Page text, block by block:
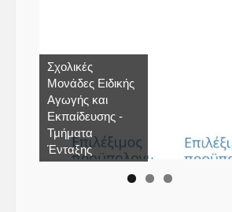
Σχολικές
Μονάδες Ειδικής
Αγωγής και
Εκπαίδευσης -
Τμήματα
Ένταξης